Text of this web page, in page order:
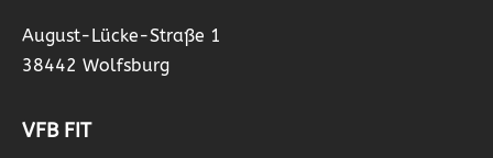
August-Lücke-Straße 1
38442 Wolfsburg
VFB FIT